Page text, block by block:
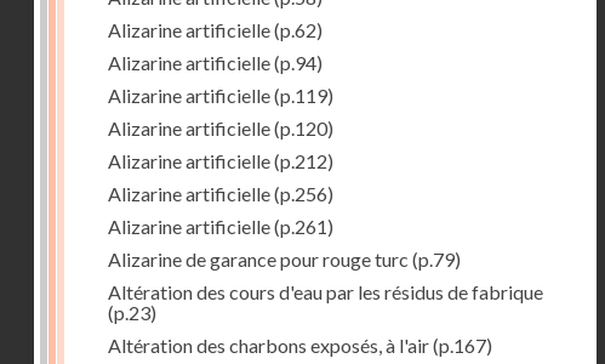
Alizarine artificielle(p.62)
Alizarine artificielle(p.94)
Alizarine artificielle(p.119)
Alizarine artificielle(p.120)
Alizarine artificielle(p.212)
Alizarine artificielle(p.256)
Alizarine artificielle(p.261)
Alizarine de garance pour rouge turc (p.79)
Altération des cours d'eau par les résidus de fabrique
(p.23)
Altération des charbons exposés, à l'air(p.167)